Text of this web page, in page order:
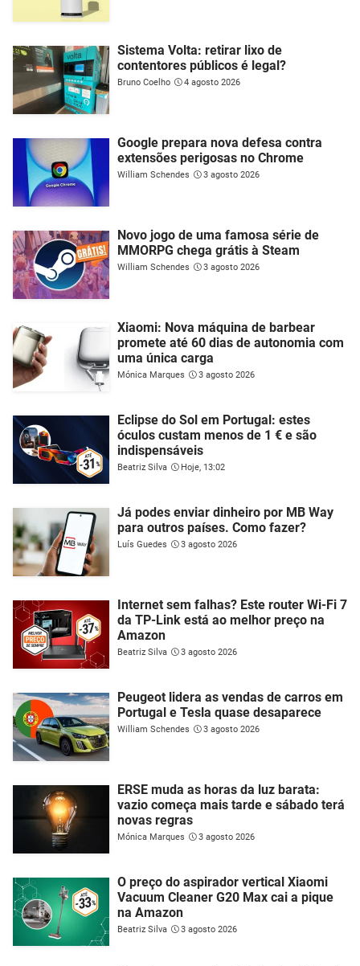
Sistema Volta: retirar lixo de
contentores públicos é legal?
Bruno Coelho 4 agosto 2026
Google prepara nova defesa contra
extensões perigosas no Chrome
William Schendes 3 agosto 2026
Novo jogo de uma famosa série de
MMORPG chega grátis à Steam
William Schendes 3 agosto 2026
Xiaomi: Nova máquina de barbear
promete até 60 dias de autonomia com
uma única carga
Mónica Marques 3 agosto 2026
Eclipse do Sol em Portugal: estes
óculos custam menos de 1 € e são
indispensáveis
Beatriz Silva Hoje, 13:02
Já podes enviar dinheiro por MB Way
para outros países. Como fazer?
Luís Guedes 3 agosto 2026
Internet sem falhas? Este router Wi-Fi 7
da TP-Link está ao melhor preço na
Amazon
Beatriz Silva 3 agosto 2026
Peugeot lidera as vendas de carros em
Portugal e Tesla quase desaparece
William Schendes 3 agosto 2026
ERSE muda as horas da luz barata:
vazio começa mais tarde e sábado terá
novas regras
Mónica Marques 3 agosto 2026
O preço do aspirador vertical Xiaomi
Vacuum Cleaner G20 Max cai a pique
na Amazon
Beatriz Silva 3 agosto 2026